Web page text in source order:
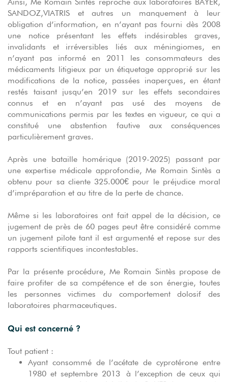
SANDOZ,VIATRIS et autres un manquement à leur
obligation d’information, en n’ayant pas fourni dès 2008
une notice présentant les effets indésirables graves,
invalidants et irréversibles liés aux méningiomes, en
n’ayant pas informé en 2011 les consommateurs des
médicaments litigieux par un étiquetage approprié sur les
modifications de la notice, passées inaperçues, en étant
restés taisant jusqu’en 2019 sur les effets secondaires
connus et en n’ayant pas usé des moyens de
communications permis par les textes en vigueur, ce qui a
constitué une abstention fautive aux conséquences
particulièrement graves.
Après une bataille homérique (2019-2025) passant par
une expertise médicale approfondie, Me Romain Sintès a
obtenu pour sa cliente 325.000€ pour le préjudice moral
d’impréparation et au titre de la perte de chance.
Même si les laboratoires ont fait appel de la décision, ce
jugement de près de 60 pages peut être considéré comme
un jugement pilote tant il est argumenté et repose sur des
rapports scientifiques incontestables.
Par la présente procédure, Me Romain Sintès propose de
faire profiter de sa compétence et de son énergie, toutes
les personnes victimes du comportement dolosif des
laboratoires pharmaceutiques.
Qui est concerné ?
Tout patient :
Ayant consommé de l’acétate de cyprotérone entre
1980 et septembre 2013 à l’exception de ceux qui